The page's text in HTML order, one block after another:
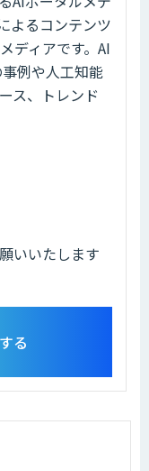
よるコンテンツ
ディアです。AI
例や人工知能
ス、トレンド
いいたします
る